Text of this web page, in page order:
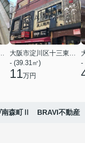
神橋２丁目
大阪市淀川区十三東２丁目
- (39.31㎡)
11万円
-
南森町Ⅱ BRAVI不動産